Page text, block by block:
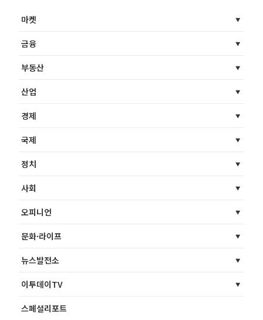
마켓
금융
부동산
산업
경제
국제
정치
사회
오피니언
문화·라이프
뉴스발전소
이투데이TV
스페셜리포트